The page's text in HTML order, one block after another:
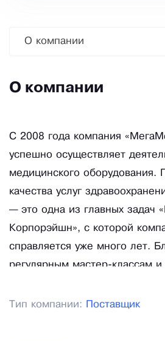
О компании
О компании
С 2008 года компания
успешно осуществляет
медицинского оборудования.
качества услуг
— это одна из главных задач
Корпорэйшн», с которой
справляется уже много лет.
регулярным мастер-классам
превосходную медицинскую
Тип компании: Поставщик